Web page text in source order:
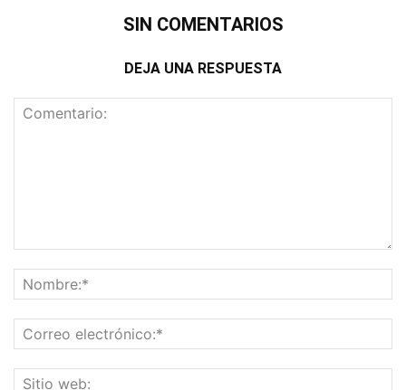
SIN COMENTARIOS
DEJA UNA RESPUESTA